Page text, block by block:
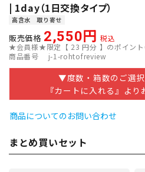
| 1day（1日交換タイプ）
高含水 取り寄せ
販売価格 2,550
税込
★会員様★限定【 23 円分 】のポイン
商品番号
j-1-rohtofreview
▼度数・箱数のご選
『カートに入れる』より
商品についてのお問い合わせ
まとめ買いセット